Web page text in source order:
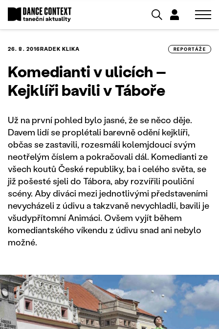
26. 8. 2016RADEK KLIKA REPORTÁŽE
Komedianti v ulicích –
Kejklíři bavili v Táboře
Už na první pohled bylo jasné, že se něco děje.
Davem lidí se proplétali barevně odění kejklíři,
občas se zastavili, rozesmáli kolemjdoucí svým
neotřelým číslem a pokračovali dál. Komedianti ze
všech koutů České republiky, ba i celého světa, se
již pošesté sjeli do Tábora, aby rozvířili pouliční
scény. Aby diváci mezi jednotlivými představeními
nevycházeli z údivu a takzvaně nevychladli, bavili je
všudypřítomní Animáci. Ovšem vyjít během
komediantského víkendu z údivu snad ani nebylo
možné.